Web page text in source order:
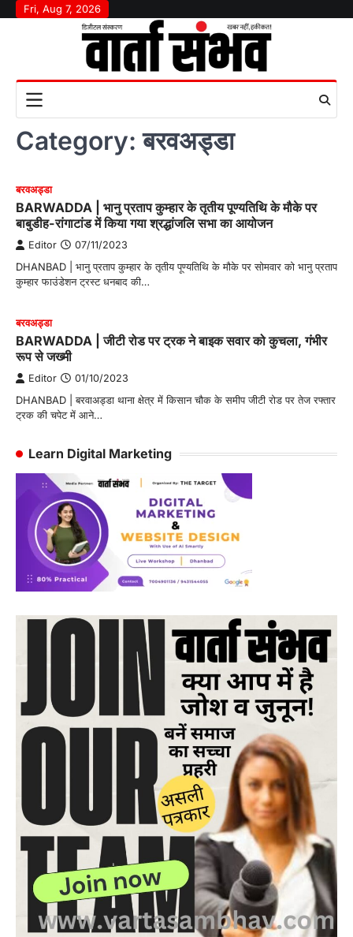
SkipFri, Aug 7, 2026
Category:बरवअड्डा
बरवअड्डा
BARWADDA | भानु प्रताप कुम्हार के तृतीय पूण्यतिथि के मौके पर
बाबुडीह-रांगाटांड में किया गया श्रद्धांजलि सभा का आयोजन
Editor 07/11/2023
DHANBAD | भानु प्रताप कुम्हार के तृतीय पूण्यतिथि के मौके पर सोमवार को भानु प्रताप
कुम्हार फाउंडेशन ट्रस्ट धनबाद की…
बरवअड्डा
BARWADDA | जीटी रोड पर ट्रक ने बाइक सवार को कुचला, गंभीर
रूप से जख्मी
Editor 01/10/2023
DHANBAD | बरवाअड्डा थाना क्षेत्र में किसान चौक के समीप जीटी रोड पर तेज रफ्तार
ट्रक की चपेट में आने…
Learn Digital Marketing